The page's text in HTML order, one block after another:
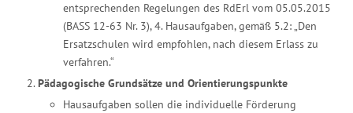
entsprechenden Regelungen des RdErl vom 05.05.2015
(BASS 12-63 Nr. 3), 4. Hausaufgaben, gemäß 5.2: „Den
Ersatzschulen wird empfohlen, nach diesem Erlass zu
verfahren.“
Pädagogische Grundsätze und Orientierungspunkte
Hausaufgaben sollen die individuelle Förderung